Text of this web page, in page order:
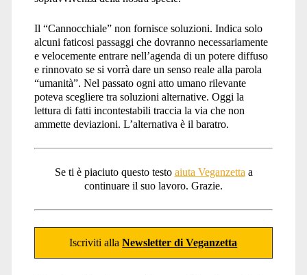
Il “Cannocchiale” non fornisce soluzioni. Indica solo
alcuni faticosi passaggi che dovranno necessariamente
e velocemente entrare nell’agenda di un potere diffuso
e rinnovato se si vorrà dare un senso reale alla parola
“umanità”. Nel passato ogni atto umano rilevante
poteva scegliere tra soluzioni alternative. Oggi la
lettura di fatti incontestabili traccia la via che non
ammette deviazioni. L’alternativa è il baratro.
Se ti è piaciuto questo testo aiuta Veganzetta a
continuare il suo lavoro. Grazie.
Iscriviti allaNewsletter di Veganzetta